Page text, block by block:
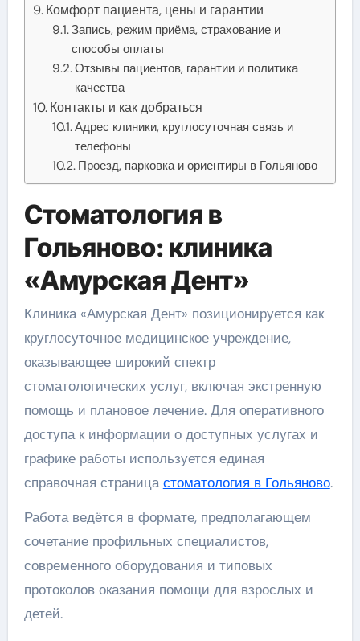
Комфорт пациента, цены и гарантии
Запись, режим приёма, страхование и
способы оплаты
Отзывы пациентов, гарантии и политика
качества
Контакты и как добраться
Адрес клиники, круглосуточная связь и
телефоны
Проезд, парковка и ориентиры в Гольяново
Стоматология в
Гольяново: клиника
«Амурская Дент»
Клиника «Амурская Дент» позиционируется как
круглосуточное медицинское учреждение,
оказывающее широкий спектр
стоматологических услуг, включая экстренную
помощь и плановое лечение. Для оперативного
доступа к информации о доступных услугах и
графике работы используется единая
справочная страницастоматология в Гольяново.
Работа ведётся в формате, предполагающем
сочетание профильных специалистов,
современного оборудования и типовых
протоколов оказания помощи для взрослых и
детей.